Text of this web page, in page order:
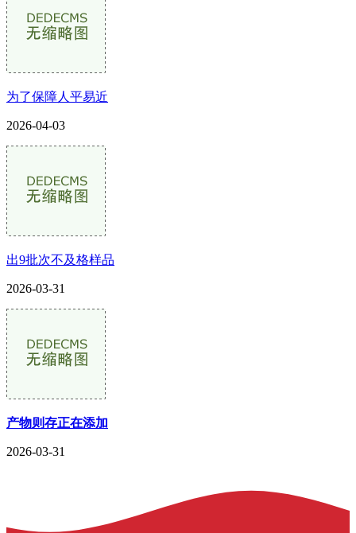
为了保障人平易近
2026-04-03
出9批次不及格样品
2026-03-31
产物则存正在添加
2026-03-31